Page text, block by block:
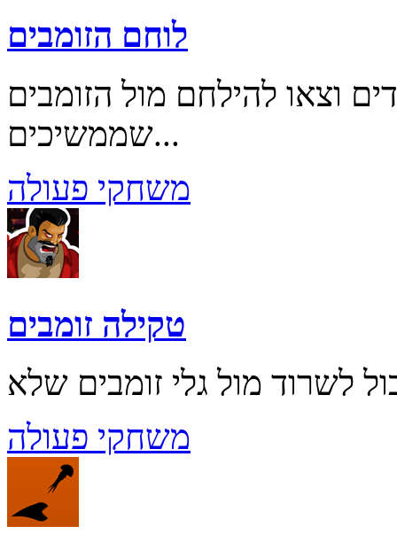
לוחם הזומבים
וצאו להילחם מול הזומבים
שממשיכים...
משחקי פעולה
טקילה זומבים
משחקי פעולה